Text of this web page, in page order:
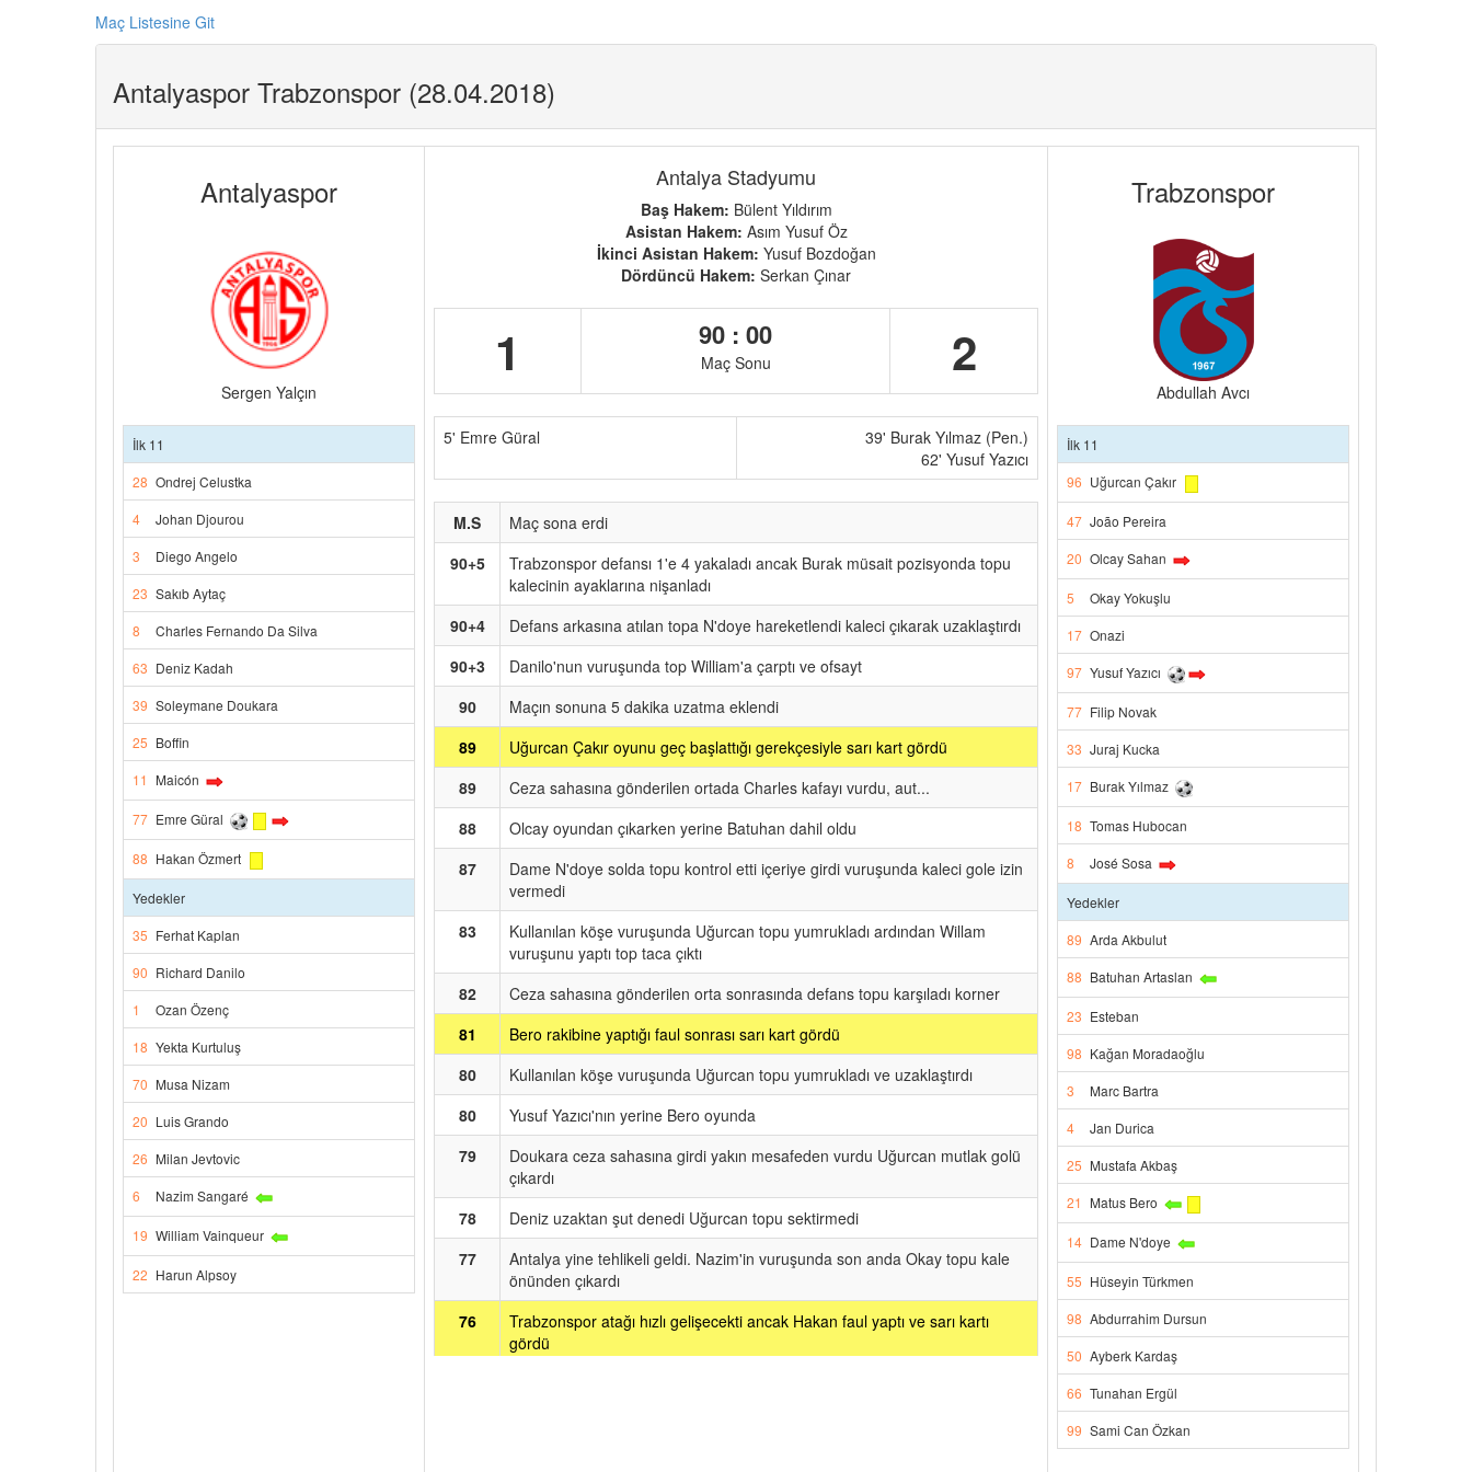
Maç Listesine Git
Antalyaspor Trabzonspor (28.04.2018)
Antalyaspor
Sergen Yalçın
İlk 11
28 Ondrej Celustka
4
Johan Djourou
3
Diego Angelo
23 Sakıb Aytaç
8
Charles Fernando Da Silva
63 Deniz Kadah
39 Soleymane Doukara
25 Boffin
11 Maicón
77 Emre Güral
88 Hakan Özmert
Yedekler
35 Ferhat Kaplan
90 Richard Danilo
1
Ozan Özenç
18 Yekta Kurtuluş
70 Musa Nizam
20 Luis Grando
26 Milan Jevtovic
6
Nazim Sangaré
19 William Vainqueur
22 Harun Alpsoy
Antalya Stadyumu
Baş Hakem: Bülent Yıldırım
Asistan Hakem: Asım Yusuf Öz
İkinci Asistan Hakem: Yusuf Bozdoğan
Dördüncü Hakem: Serkan Çınar
1 90 : 00
Maç Sonu 2
5' Emre Güral
39' Burak Yılmaz (Pen.)
62' Yusuf Yazıcı
M.S
Maç sona erdi
90+5
Trabzonspor defansı 1'e 4 yakaladı ancak Burak müsait pozisyonda topu
kalecinin ayaklarına nişanladı
90+4
Defans arkasına atılan topa N'doye hareketlendi kaleci çıkarak uzaklaştırdı
90+3
Danilo'nun vuruşunda top William'a çarptı ve ofsayt
90
Maçın sonuna 5 dakika uzatma eklendi
89
Uğurcan Çakır oyunu geç başlattığı gerekçesiyle sarı kart gördü
89
Ceza sahasına gönderilen ortada Charles kafayı vurdu, aut...
88
Olcay oyundan çıkarken yerine Batuhan dahil oldu
87
Dame N'doye solda topu kontrol etti içeriye girdi vuruşunda kaleci gole izin
vermedi
83
Kullanılan köşe vuruşunda Uğurcan topu yumrukladı ardından Willam
vuruşunu yaptı top taca çıktı
82
Ceza sahasına gönderilen orta sonrasında defans topu karşıladı korner
81
Bero rakibine yaptığı faul sonrası sarı kart gördü
80
Kullanılan köşe vuruşunda Uğurcan topu yumrukladı ve uzaklaştırdı
80
Yusuf Yazıcı'nın yerine Bero oyunda
79
Doukara ceza sahasına girdi yakın mesafeden vurdu Uğurcan mutlak golü
çıkardı
78
Deniz uzaktan şut denedi Uğurcan topu sektirmedi
77
Antalya yine tehlikeli geldi. Nazim'in vuruşunda son anda Okay topu kale
önünden çıkardı
76
Trabzonspor atağı hızlı gelişecekti ancak Hakan faul yaptı ve sarı kartı
gördü
Trabzonspor
Abdullah Avcı
İlk 11
96 Uğurcan Çakır
47 João Pereira
20 Olcay Sahan
5
Okay Yokuşlu
17 Onazi
97 Yusuf Yazıcı
77 Filip Novak
33 Juraj Kucka
17 Burak Yılmaz
18 Tomas Hubocan
8
José Sosa
Yedekler
89 Arda Akbulut
88 Batuhan Artaslan
23 Esteban
98 Kağan Moradaoğlu
3
Marc Bartra
4
Jan Durica
25 Mustafa Akbaş
21 Matus Bero
14 Dame N'doye
55 Hüseyin Türkmen
98 Abdurrahim Dursun
50 Ayberk Kardaş
66 Tunahan Ergül
99 Sami Can Özkan